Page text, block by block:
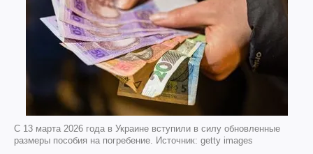
С 13 марта 2026 года в Украине вступили в силу обновленные
размеры пособия на погребение. Источник: getty images